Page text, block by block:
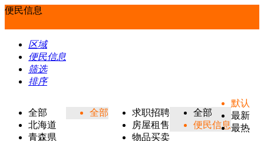
便民信息
区域
便民信息
筛选
排序
全部
北海道
青森県
全部
求职招聘
房屋租售
物品买卖
全部
便民信息
默认
最新
最热